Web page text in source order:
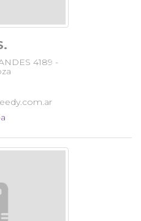
4189 -